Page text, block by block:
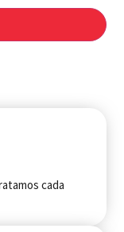
cada